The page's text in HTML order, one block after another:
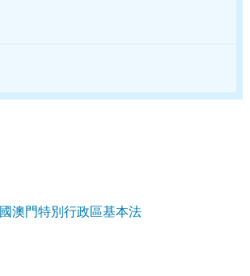
澳門特別行政區基本法